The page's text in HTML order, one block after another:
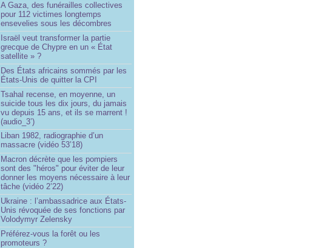
A Gaza, des funérailles collectives
pour 112 victimes longtemps
ensevelies sous les décombres
Israël veut transformer la partie
grecque de Chypre en un « État
satellite » ?
Des États africains sommés par les
États-Unis de quitter la CPI
Tsahal recense, en moyenne, un
suicide tous les dix jours, du jamais
vu depuis 15 ans, et ils se marrent !
(audio_3’)
Liban 1982, radiographie d’un
massacre (vidéo 53’18)
Macron décrète que les pompiers
sont des "héros" pour éviter de leur
donner les moyens nécessaire à leur
tâche (vidéo 2’22)
Ukraine : l’ambassadrice aux États-
Unis révoquée de ses fonctions par
Volodymyr Zelensky
Préférez-vous la forêt ou les
promoteurs ?